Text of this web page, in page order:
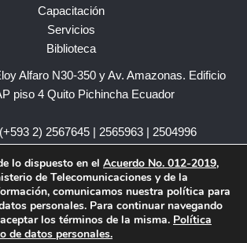
Capacitación
Servicios
Biblioteca
Alfaro N30-350 y Av. Amazonas. Edificio
piso 4 Quito Pichincha Ecuador
(+593 2) 2567645 | 2565963 | 2504996
iniap@iniap.gob.ec
Todos los Derechos Reservados.
lo dispuesto en el Acuerdo No. 012-2019,
de Telecomunicaciones y de la
comunicamos nuestra política para
personales. Para continuar navegando
los términos de la misma. Política
de datos personales.